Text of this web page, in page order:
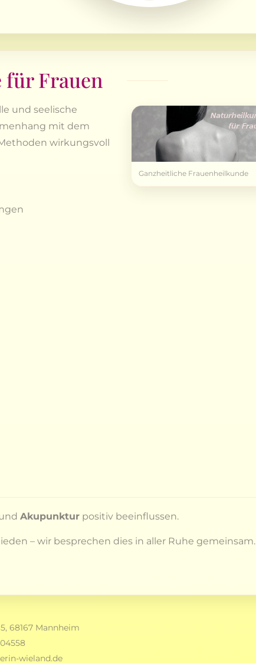
Frauen
Ganzheitliche Frauenheilkunde
und seelische
mit dem
wirkungsvoll
Akupunktur positiv beeinflussen.
– wir besprechen dies in aller Ruhe gemeinsam.
68167 Mannheim
wieland.de